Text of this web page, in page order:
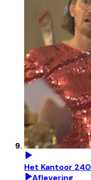
Het Kantoor 240
Aflevering